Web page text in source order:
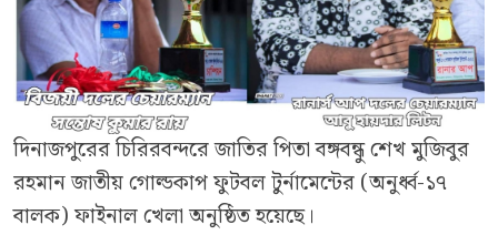
দিনাজপুরের চিরিরবন্দরে জাতির পিতা বঙ্গবন্ধু শেখ মুজিবুর
রহমান জাতীয় গোল্ডকাপ ফুটবল টুর্নামেন্টের (অনুর্ধ্ব-১৭
বালক) ফাইনাল খেলা অনুষ্ঠিত হয়েছে।